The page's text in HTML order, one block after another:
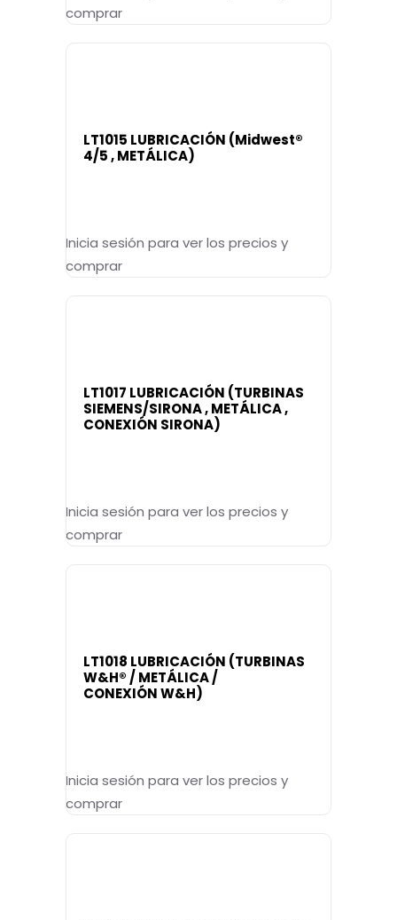
comprar
LT1015 LUBRICACIÓN (Midwest®
4/5 , METÁLICA)
Inicia sesión para ver los precios y
comprar
LT1017 LUBRICACIÓN (TURBINAS
SIEMENS/SIRONA , METÁLICA ,
CONEXIÓN SIRONA)
Inicia sesión para ver los precios y
comprar
LT1018 LUBRICACIÓN (TURBINAS
W&H® / METÁLICA /
CONEXIÓN W&H)
Inicia sesión para ver los precios y
comprar